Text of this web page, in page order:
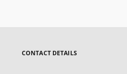
CONTACT DETAILS